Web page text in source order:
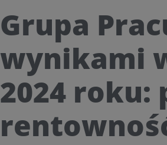
Grupa
wynikami
2024 roku: